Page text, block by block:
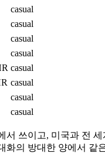
casual
casual
casual
casual
casual
casual
casual
casual
서 쓰이고, 미국과 전
화의 방대한 양에서 같